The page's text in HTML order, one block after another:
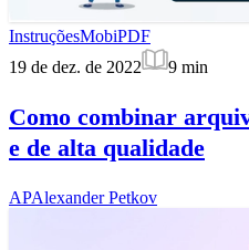
InstruçõesMobiPDF
19 de dez. de 2022
9 min
Como combinar
e de alta qualidade
APAlexander Petkov